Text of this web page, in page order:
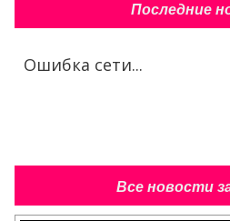
Последние
Ошибка сети...
Все новости